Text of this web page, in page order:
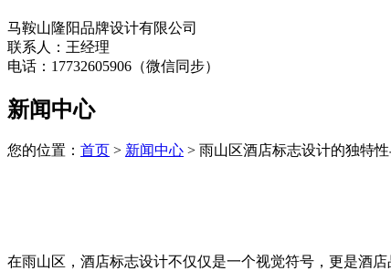
马鞍山隆阳品牌设计有限公司
联系人：王经理
电话：17732605906（微信同步）
新闻中心
您的位置： 首页 > 新闻中心 > 雨山区酒店标志设计的独特
在雨山区，酒店标志设计不仅仅是一个视觉符号，更是酒